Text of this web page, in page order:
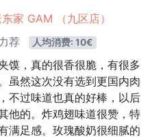
家 GAM （九区店）
荐
人均消费: 10€
馍，真的很香很脆，有很多
虽然这次没有选到更国内肉
不过味道也真的好棒，以后
他的。炸鸡翅味道很赞，特
满足感。玫瑰酸奶很细腻的